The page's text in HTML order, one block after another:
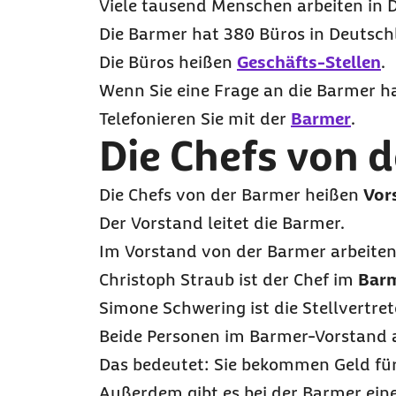
Viele tausend Menschen arbeiten in
Die Barmer hat 380 Büros in
Die Büros heißen Geschäfts-Stellen.
Wenn Sie eine Frage an die Barmer
Telefonieren Sie mit der Barmer.
Die Chefs von
Die Chefs von der Barmer heißen
Der Vorstand leitet die Barmer.
Im Vorstand von der Barmer
Christoph Straub ist der Chef im
Simone Schwering ist die
Beide Personen im Barmer-
Das bedeutet: Sie bekommen Geld